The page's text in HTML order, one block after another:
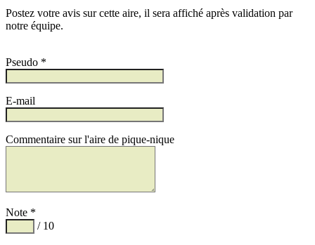
Postez votre avis sur cette aire, il sera affiché après validation par
notre équipe.
Pseudo *
E-mail
Commentaire sur l'aire de pique-nique
Note *
/ 10